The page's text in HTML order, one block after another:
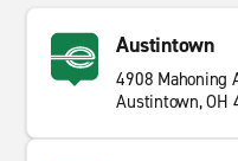
Austintown
4908 Mahoning
Austintown, OH